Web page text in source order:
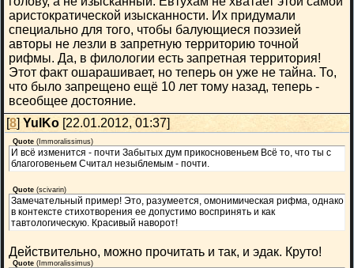
аристократической изысканности. Их придумали
специально для того, чтобы балующиеся поэзией
авторы не лезли в запретную территорию точной
рифмы. Да, в филологии есть запретная территория!
Этот факт ошарашивает, но теперь он уже не тайна. То,
что было запрещено ещё 10 лет тому назад, теперь -
всеобщее достояние.
[8] YulKo [22.01.2012, 01:37]
Quote ( Immoralissimus)
И всё изменится - почти Забытых дум прикосновеньем Всё то, что ты с
благоговеньем Считал незыблемым - почти.
Quote (scivarin)
Замечательный пример! Это, разумеется, омонимическая рифма, однако
в контексте стихотворения ее допустимо воспринять и как
тавтологическую. Красивый наворот!
Действительно, можно прочитать и так, и эдак. Круто!
Quote ( Immoralissimus)